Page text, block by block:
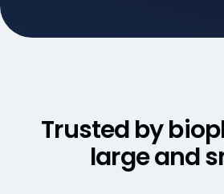
Trusted by
large and